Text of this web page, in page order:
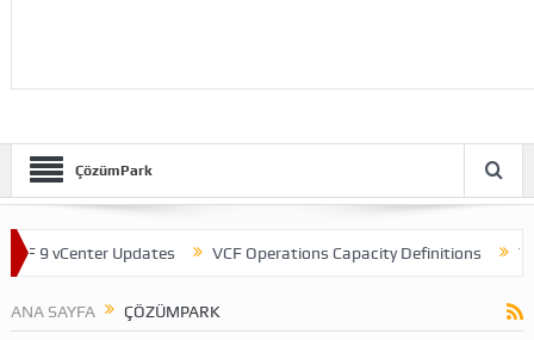
ÇözümPark
9 vCenter Updates VCF Operations Capacity Definitions
ANA SAYFA ÇÖZÜMPARK